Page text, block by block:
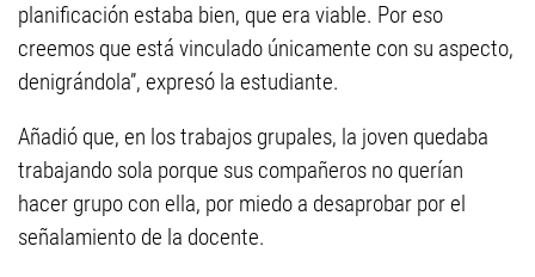
planificación estaba bien, que era viable. Por eso
creemos que está vinculado únicamente con su aspecto,
denigrándola”, expresó la estudiante.
Añadió que, en los trabajos grupales, la joven quedaba
trabajando sola porque sus compañeros no querían
hacer grupo con ella, por miedo a desaprobar por el
señalamiento de la docente.